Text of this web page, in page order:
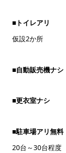
■トイレアリ
仮設2か所
■自動販売機ナシ
■更衣室ナシ
■駐車場アリ無料
20台～30台程度